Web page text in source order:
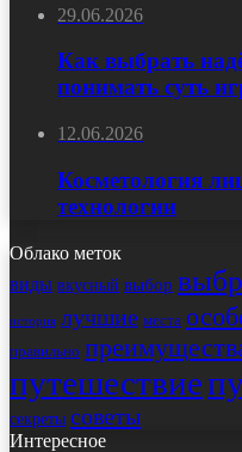
29.06.2026
Как выбрать
понимать суть
12.06.2026
Косметология
технологии
Облако меток
виды вкусный выбор
история лучшие места
правильно
путешествие
секреты советы
Интересное